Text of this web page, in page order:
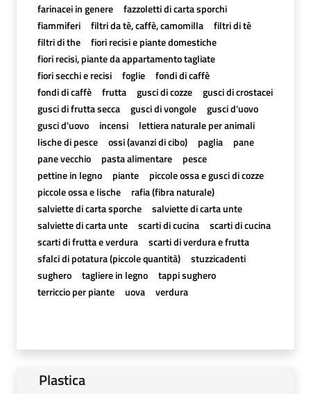
farinacei in genere
fazzoletti di carta sporchi
fiammiferi
filtri da tè, caffè, camomilla
filtri di tè
filtri di the
fiori recisi e piante domestiche
fiori recisi, piante da appartamento tagliate
fiori secchi e recisi
foglie
fondi di caffè
fondi di caffè
frutta gusci di cozze
gusci di crostacei
gusci di frutta secca
gusci di vongole
gusci d'uovo
gusci d'uovo
incensi
lettiera naturale per animali
lische di pesce
ossi (avanzi di cibo) paglia
pane
pane vecchio
pasta alimentare
pesce
pettine in legno
piante
piccole ossa e gusci di cozze
piccole ossa e lische
rafia (fibra naturale)
salviette di carta sporche
salviette di carta unte
salviette di carta unte
scarti di cucina
scarti di cucina
scarti di frutta e verdura
scarti di verdura e frutta
sfalci di potatura (piccole quantità)
stuzzicadenti
sughero
tagliere in legno
tappi sughero
terriccio per piante
uova verdura
Plastica